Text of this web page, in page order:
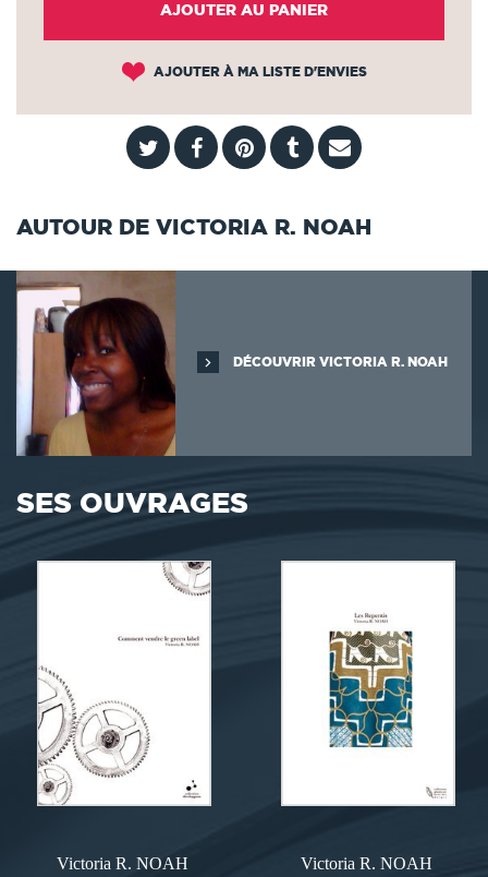
AJOUTER AU PANIER
AJOUTER À MA LISTE D'ENVIES
AUTOUR DE VICTORIA R. NOAH
DÉCOUVRIR VICTORIA R. NOAH
SES OUVRAGES
Victoria R. NOAH Victoria R. NOAH